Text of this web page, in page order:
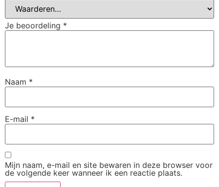
Je beoordeling *
Naam *
E-mail *
Mijn naam, e-mail en site bewaren in deze browser voor
de volgende keer wanneer ik een reactie plaats.